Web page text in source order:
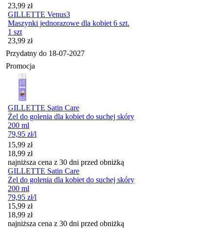
Cena
23,99 zł
GILLETTE Venus3
Maszynki jednorazowe dla kobiet 6 szt.
1 szt
Cena
23,99 zł
Przydatny do 18-07-2027
Promocja
GILLETTE Satin Care
Żel do golenia dla kobiet do suchej skóry
200 ml
79,95 zł/l
Cena promocyjna
15,99 zł
18,99 zł
najniższa cena z 30 dni przed obniżką
GILLETTE Satin Care
Żel do golenia dla kobiet do suchej skóry
200 ml
79,95 zł/l
Cena promocyjna
15,99 zł
18,99 zł
najniższa cena z 30 dni przed obniżką